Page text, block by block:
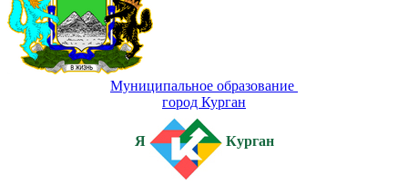
Муниципальное образование
город Курган
Я Курган